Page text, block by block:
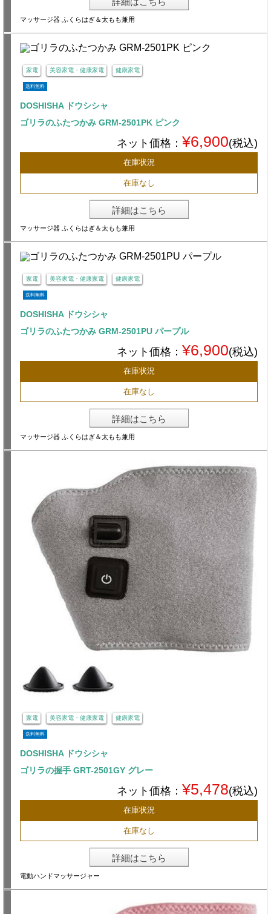
マッサージ器 ふくらはぎ＆太もも兼用
家電 美容家電・健康家電 健康家電
送料無料
DOSHISHA ドウシシャ
ゴリラのふたつかみ GRM-2501PK ピンク
ネット価格： ¥6,900(税込)
在庫状況
在庫なし
詳細はこちら
マッサージ器 ふくらはぎ＆太もも兼用
家電 美容家電・健康家電 健康家電
送料無料
DOSHISHA ドウシシャ
ゴリラのふたつかみ GRM-2501PU パープル
ネット価格： ¥6,900(税込)
在庫状況
在庫なし
詳細はこちら
マッサージ器 ふくらはぎ＆太もも兼用
家電 美容家電・健康家電 健康家電
送料無料
DOSHISHA ドウシシャ
ゴリラの握手 GRT-2501GY グレー
ネット価格： ¥5,478(税込)
在庫状況
在庫なし
詳細はこちら
電動ハンドマッサージャー